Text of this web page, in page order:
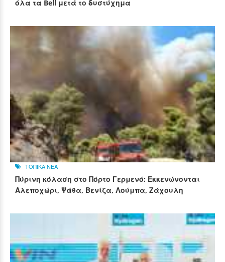
όλα τα Bell μετά το δυστύχημα
ΤΟΠΙΚΑ ΝΕΑ
Πύρινη κόλαση στο Πόρτο Γερμενό: Εκκενώνονται
Αλεποχώρι, Ψάθα, Βενίζα, Λούμπα, Ζάχουλη